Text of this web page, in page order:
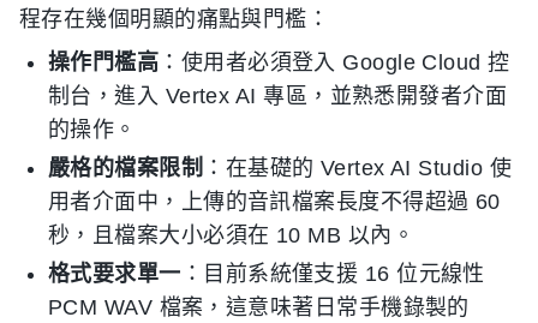
程存在幾個明顯的痛點與門檻：
操作門檻高 ：使用者必須登入 Google Cloud 控
制台，進入 Vertex AI 專區，並熟悉開發者介面
的操作。
嚴格的檔案限制 ：在基礎的 Vertex AI Studio 使
用者介面中，上傳的音訊檔案長度不得超過 60
秒，且檔案大小必須在 10 MB 以內。
格式要求單一 ：目前系統僅支援 16 位元線性
PCM WAV 檔案，這意味著日常手機錄製的